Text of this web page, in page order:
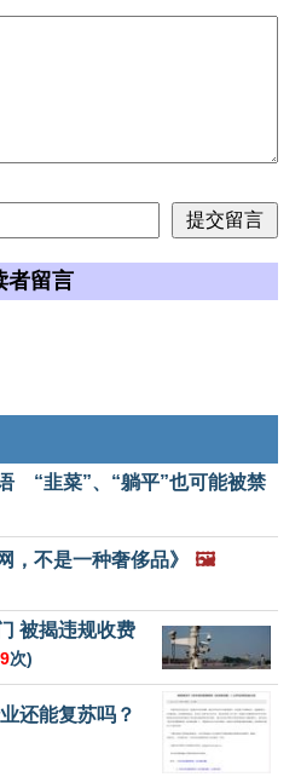
者留言
“韭菜”、“躺平”也可能被禁
，不是一种奢侈品》 🖼️
被揭违规收费
次)
还能复苏吗？